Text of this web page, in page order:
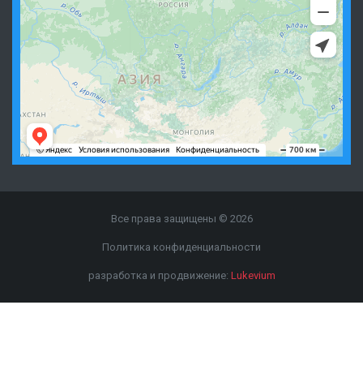
Все права защищены © 2026
Политика конфиденциальности
разработка и продвижение: Lukevium